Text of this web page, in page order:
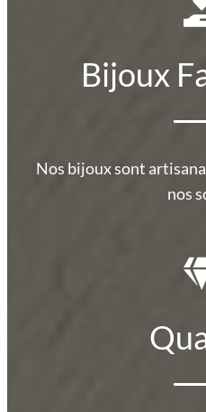
Bijoux
Nos bijoux sont
nos